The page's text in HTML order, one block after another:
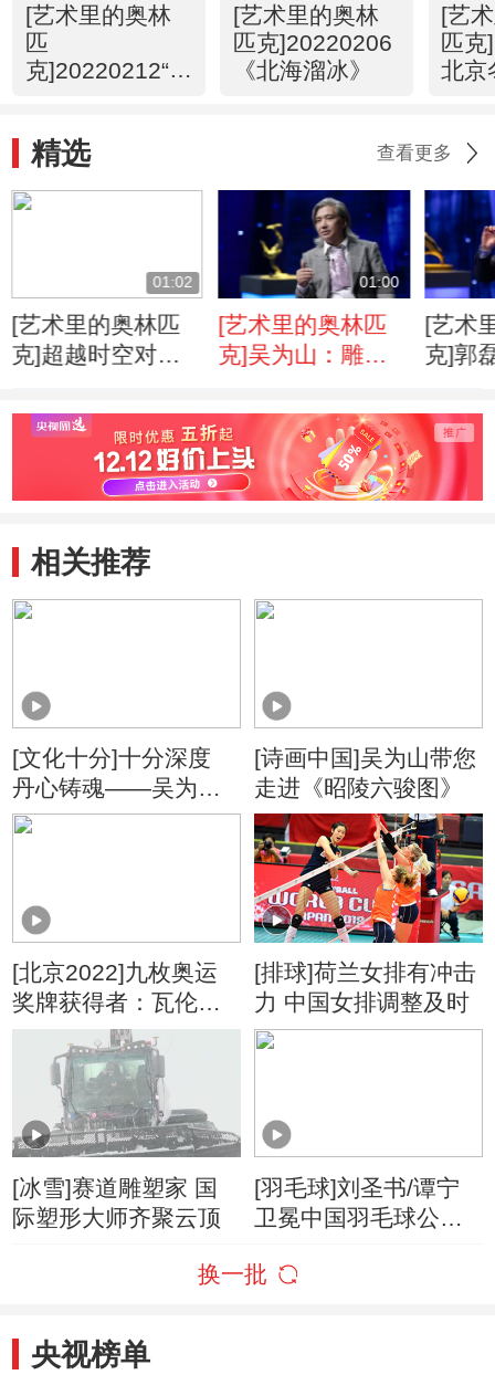
[艺术里的奥林
匹
克]20220212“冰
[艺术里的奥林
匹克]20220206
《北海溜冰》
[艺
匹克
北京
精选 查看更多
01:02
[艺术里的奥林匹
克]超越时空对话
01:00
[艺术里的奥林匹
克]吴为山：雕塑
力
[艺术
克]郭
相关推荐
[文化十分]十分深度
丹心铸魂——吴为山
雕塑艺术展 用十指塑
[诗画中国]吴为山带您
走进《昭陵六骏图》
[北京2022]九枚奥运
奖牌获得者：瓦伦蒂
娜-韦扎利
[排球]荷兰女排有冲击
力 中国女排调整及时
[冰雪]赛道雕塑家 国
际塑形大师齐聚云顶
[羽毛球]刘圣书/谭宁
卫冕中国羽毛球公开
换一批
央视榜单